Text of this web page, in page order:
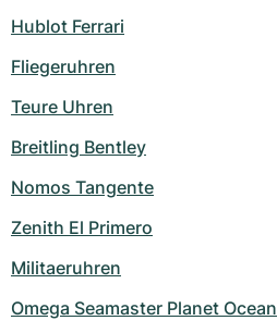
Hublot Ferrari
Fliegeruhren
Teure Uhren
Breitling Bentley
Nomos Tangente
Zenith El Primero
Militaeruhren
Omega Seamaster Planet Ocean